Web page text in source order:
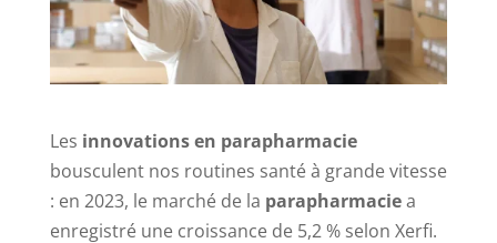
Les innovations en parapharmacie
bousculent nos routines santé à grande vitesse
: en 2023, le marché de la parapharmaciea
enregistré une croissance de 5,2 % selon Xerfi.